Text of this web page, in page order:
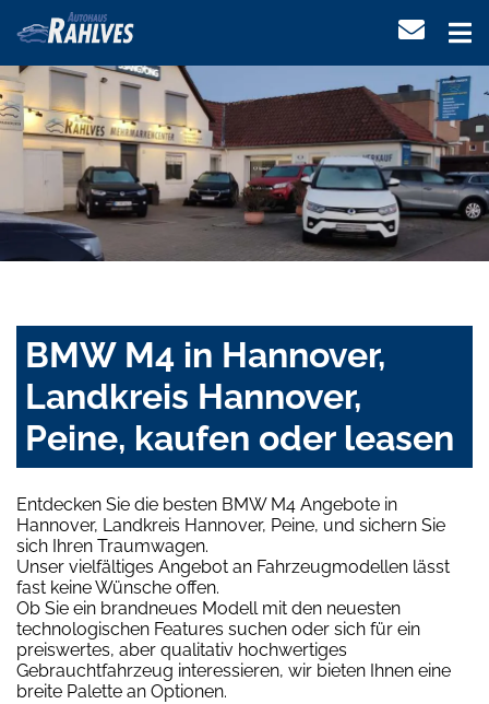
BMW M4 in Hannover,
Landkreis Hannover,
Peine, kaufen oder leasen
Entdecken Sie die besten BMW M4 Angebote in
Hannover, Landkreis Hannover, Peine, und sichern Sie
sich Ihren Traumwagen.
Unser vielfältiges Angebot an Fahrzeugmodellen lässt
fast keine Wünsche offen.
Ob Sie ein brandneues Modell mit den neuesten
technologischen Features suchen oder sich für ein
preiswertes, aber qualitativ hochwertiges
Gebrauchtfahrzeug interessieren, wir bieten Ihnen eine
breite Palette an Optionen.